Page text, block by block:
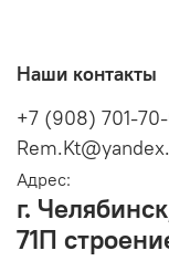
Наши контакты
+7 (908) 701-
Адрес:
г.
71П